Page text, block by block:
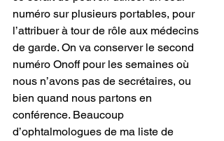
numéro sur plusieurs portables, pour
l’attribuer à tour de rôle aux médecins
de garde. On va conserver le second
numéro Onoff pour les semaines où
nous n’avons pas de secrétaires, ou
bien quand nous partons en
conférence. Beaucoup
d’ophtalmologues de ma liste de